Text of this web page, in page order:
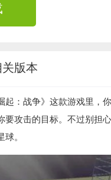
版本
：战争》这款游戏里，
攻击的目标。不过别担
。